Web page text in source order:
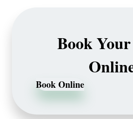
Book
Book Online